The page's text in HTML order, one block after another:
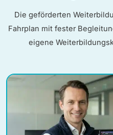
Die geförderten
Fahrplan mit fester
eigene